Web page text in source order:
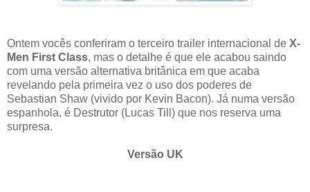
Ontem vocês conferiram o terceiro trailer internacional de X-
Men First Class, mas o detalhe é que ele acabou saindo
com uma versão alternativa britânica em que acaba
revelando pela primeira vez o uso dos poderes de
Sebastian Shaw (vivido por Kevin Bacon). Já numa versão
espanhola, é Destrutor (Lucas Till) que nos reserva uma
surpresa.
Versão UK